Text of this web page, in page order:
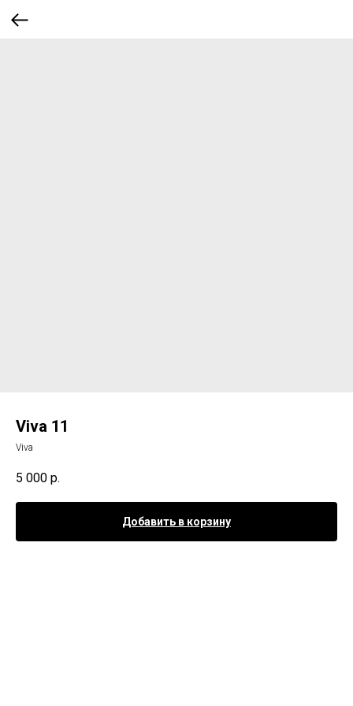
Viva 11
Viva
5 000 р.
Добавить в корзину